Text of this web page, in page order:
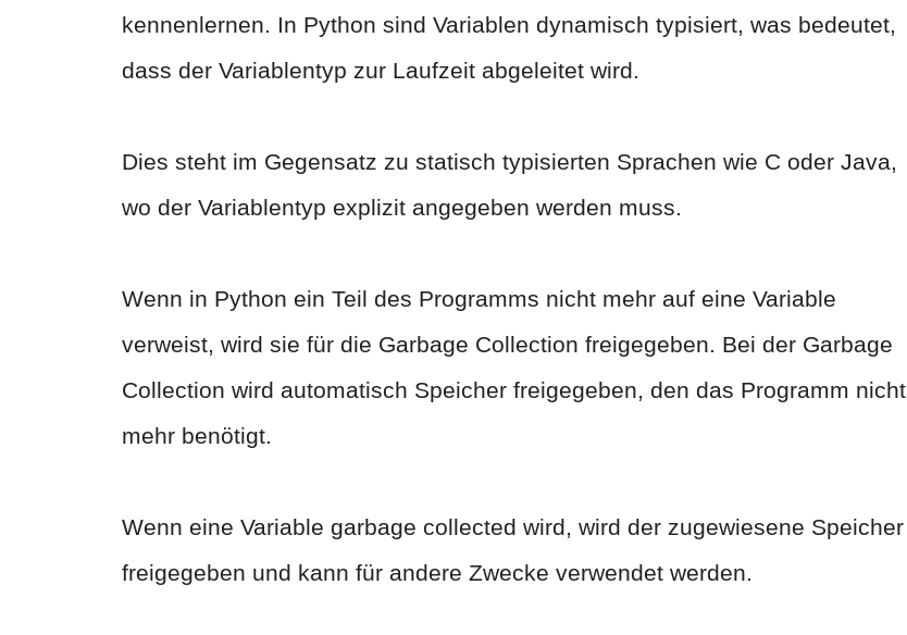
kennenlernen. In Python sind Variablen dynamisch typisiert, was bedeutet,
dass der Variablentyp zur Laufzeit abgeleitet wird.
Dies steht im Gegensatz zu statisch typisierten Sprachen wie C oder Java,
wo der Variablentyp explizit angegeben werden muss.
Wenn in Python ein Teil des Programms nicht mehr auf eine Variable
verweist, wird sie für die Garbage Collection freigegeben. Bei der Garbage
Collection wird automatisch Speicher freigegeben, den das Programm nicht
mehr benötigt.
Wenn eine Variable garbage collected wird, wird der zugewiesene Speicher
freigegeben und kann für andere Zwecke verwendet werden.